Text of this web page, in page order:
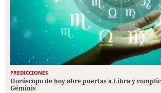
PREDICCIONES
Horóscopo de hoy abre puertas a Libra y
Géminis